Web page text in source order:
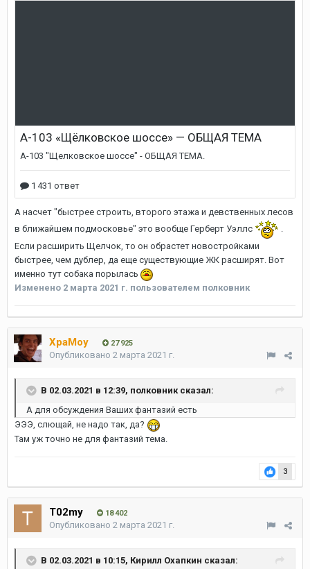
А насчет "быстрее строить, второго этажа и девственных лесов
в ближайшем подмосковье" это вообще Герберт Уэллс
Если расширить Щелчок, то он обрастет новостройками
быстрее, чем дублер, да еще существующие ЖК расширят. Вот
именно тут собака порылась
Изменено 2 марта 2021 г. пользователем полковник
XpaMoy 27 925
Опубликовано 2 марта 2021 г.
В 02.03.2021 в 12:39, полковник сказал:
А для обсуждения Ваших фантазий есть
ЭЭЭ, слющай, не надо так, да?
Там уж точно не для фантазий тема.
3
T02my 18 402
Опубликовано 2 марта 2021 г.
В 02.03.2021 в 10:15, Кирилл Охапкин сказал: